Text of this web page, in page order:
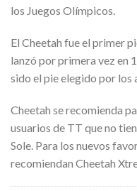
los Juegos Olímpicos.
El Cheetah fue el primer
lanzó por primera vez en
sido el pie elegido por los
Cheetah se recomienda
usuarios de TT que no
Sole. Para los nuevos
recomiendan Cheetah